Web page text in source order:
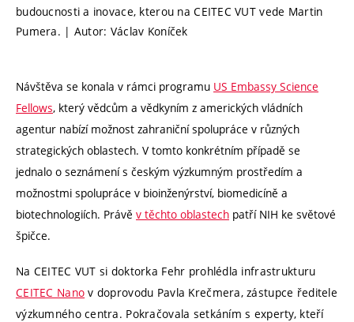
budoucnosti a inovace, kterou na CEITEC VUT vede Martin
Pumera. | Autor: Václav Koníček
Návštěva se konala v rámci programu US Embassy Science
Fellows, který vědcům a vědkyním z amerických vládních
agentur nabízí možnost zahraniční spolupráce v různých
strategických oblastech. V tomto konkrétním případě se
jednalo o seznámení s českým výzkumným prostředím a
možnostmi spolupráce v bioinženýrství, biomedicíně a
biotechnologiích. Právě v těchto oblastech patří NIH ke světové
špičce.
Na CEITEC VUT si doktorka Fehr prohlédla infrastrukturu
CEITEC Nano v doprovodu Pavla Krečmera, zástupce ředitele
výzkumného centra. Pokračovala setkáním s experty, kteří